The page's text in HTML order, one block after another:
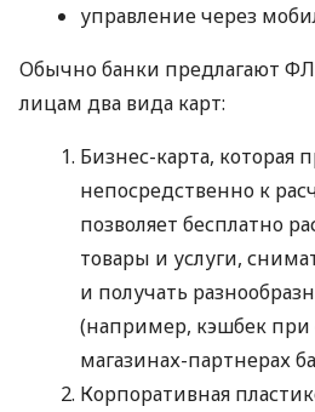
управление через
Обычно банки предлагают
лицам два вида карт:
Бизнес-карта, которая
непосредственно к
позволяет бесплатно
товары и услуги,
и получать
(например, кэшбек при
магазинах-партнерах
Корпоративная